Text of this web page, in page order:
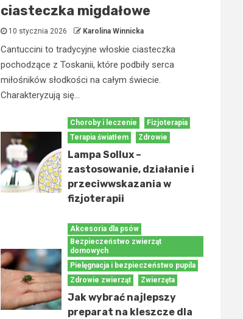
ciasteczka migdałowe
10 stycznia 2026 Karolina Winnicka
Cantuccini to tradycyjne włoskie ciasteczka
pochodzące z Toskanii, które podbiły serca
miłośników słodkości na całym świecie.
Charakteryzują się...
Choroby i leczenie
Fizjoterapia
Terapia światłem
Zdrowie
Lampa Sollux –
zastosowanie, działanie i
przeciwwskazania w
fizjoterapii
Akcesoria dla psów
Bezpieczeństwo zwierząt
domowych
Pielęgnacja i bezpieczeństwo pupila
Zdrowie zwierząt
Zwierzęta
Jak wybrać najlepszy
preparat na kleszcze dla